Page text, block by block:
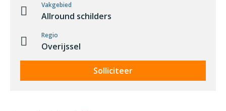
Vakgebied
Allround schilders
Regio
Overijssel
Solliciteer